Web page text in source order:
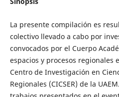
La presente compilación es
colectivo llevado a cabo por
convocados por el Cuerpo
espacios y procesos regionales
Centro de Investigación en
Regionales (CICSER) de la